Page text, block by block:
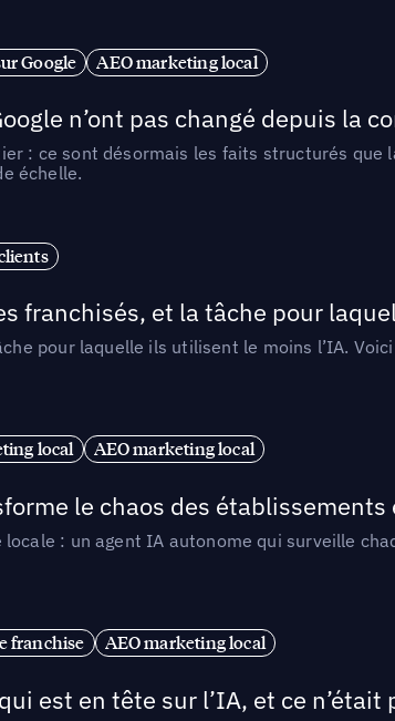
Google AEO marketing local
n’ont pas changé depuis la
: ce sont désormais les faits structurés
échelle.
franchisés, et la tâche pour
pour laquelle ils utilisent le moins l’IA.
local AEO marketing local
le chaos des
locale : un agent IA autonome qui surveille
franchise AEO marketing local
est en tête sur l’IA, et ce n’était